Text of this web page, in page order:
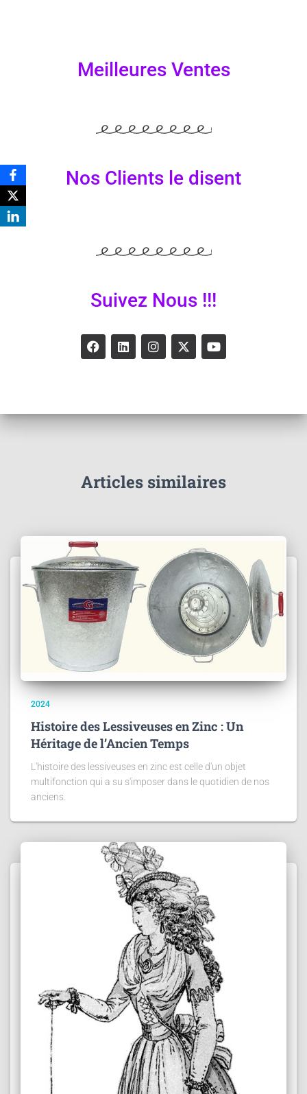
Meilleures Ventes
Nos Clients le disent
Suivez Nous !!!
Articles similaires
2024
Histoire des Lessiveuses en Zinc : Un
Héritage de l’Ancien Temps
L'histoire des lessiveuses en zinc est celle d'un objet
multifonction qui a su s'imposer dans le quotidien de nos
anciens.